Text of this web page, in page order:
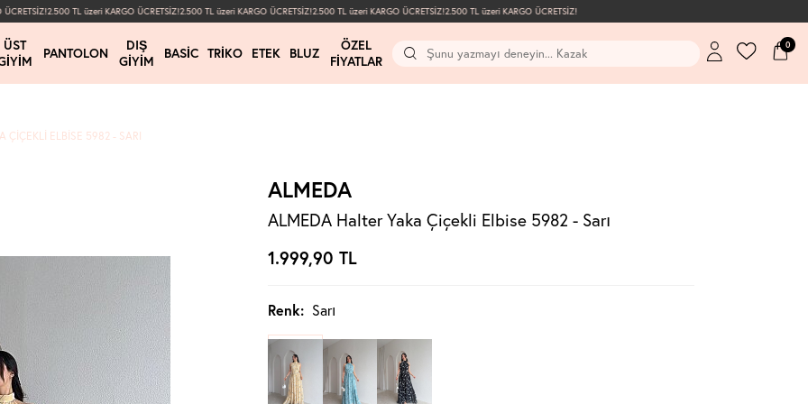
2.500 TL üzeri KARGO ÜCRETSİZ!2.500 TL üzeri KARGO ÜCRETSİZ!2.500 TL üzeri KARGO ÜCRETSİZ!2.500 TL üzeri KARGO ÜCRETSİZ!
ÜST
PANTOLON
DIŞ
GIYIM
BASIC TRIKO ETEK BLUZ
ÖZEL
FIYATLAR
0
ÇIÇEKLI ELBISE 5982 - SARI
ALMEDA
ALMEDA Halter Yaka Çiçekli Elbise 5982 - Sarı
1.999,90 TL
Renk: Sarı